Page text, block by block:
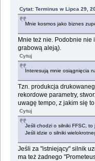
Cytat: Terminus w Lipca 29,
Mnie kosmos jako biznes
Mnie też nie. Podobnie nie
grabową aleją).
Cytuj
Interesują mnie osiągnięcia
Tzn. produkcja
rekordowe parametry,
uwagę tempo, z jakim się
Cytuj
Jeśli chodzi o silniki FFSC,
Jeśli idzie o silniki
Jeśli za "istniejący" silnik
ma też żadnego